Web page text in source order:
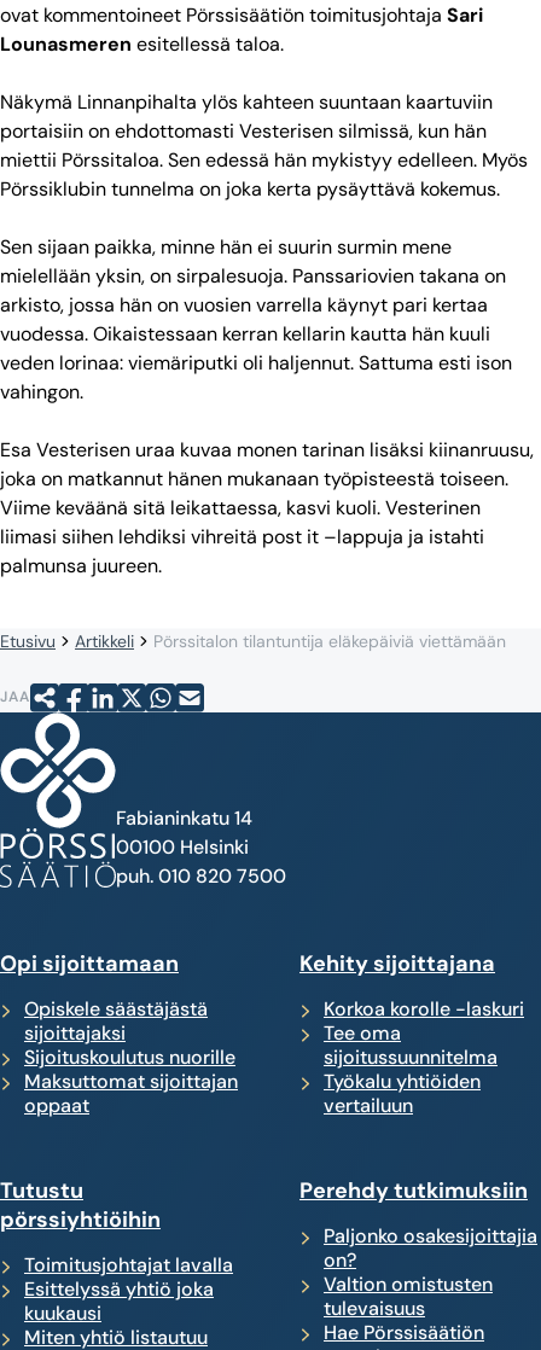
ovat kommentoineet Pörssisäätiön toimitusjohtaja Sari
Lounasmeren esitellessä taloa.
Näkymä Linnanpihalta ylös kahteen suuntaan kaartuviin
portaisiin on ehdottomasti Vesterisen silmissä, kun hän
miettii Pörssitaloa. Sen edessä hän mykistyy edelleen. Myös
Pörssiklubin tunnelma on joka kerta pysäyttävä kokemus.
Sen sijaan paikka, minne hän ei suurin surmin mene
mielellään yksin, on sirpalesuoja. Panssariovien takana on
arkisto, jossa hän on vuosien varrella käynyt pari kertaa
vuodessa. Oikaistessaan kerran kellarin kautta hän kuuli
veden lorinaa: viemäriputki oli haljennut. Sattuma esti ison
vahingon.
Esa Vesterisen uraa kuvaa monen tarinan lisäksi kiinanruusu,
joka on matkannut hänen mukanaan työpisteestä toiseen.
Viime keväänä sitä leikattaessa, kasvi kuoli. Vesterinen
liimasi siihen lehdiksi vihreitä post it –lappuja ja istahti
palmunsa juureen.
Etusivu Artikkeli Pörssitalon tilantuntija eläkepäiviä viettämään
JAA
Fabianinkatu 14
00100 Helsinki
puh. 010 820 7500
Opi sijoittamaan
Opiskele säästäjästä
sijoittajaksi
Sijoituskoulutus nuorille
Maksuttomat sijoittajan
oppaat
Kehity sijoittajana
Korkoa korolle -laskuri
Tee oma
sijoitussuunnitelma
Työkalu yhtiöiden
vertailuun
Tutustu
pörssiyhtiöihin
Toimitusjohtajat lavalla
Esittelyssä yhtiö joka
kuukausi
Miten yhtiö listautuu
Perehdy tutkimuksiin
Paljonko osakesijoittajia
on?
Valtion omistusten
tulevaisuus
Hae Pörssisäätiön